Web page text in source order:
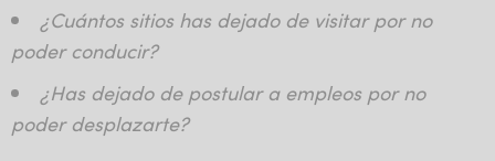
¿Cuántos sitios has dejado de visitar por no
poder conducir?
¿Has dejado de postular a empleos por no
poder desplazarte?